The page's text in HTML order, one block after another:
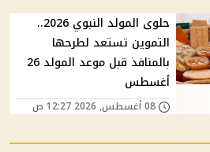
حلوى المولد النبوي 2026..
التموين تستعد لطرحها
بالمنافذ قبل موعد المولد 26
أغسطس
08 أغسطس, 2026 12:27 ص